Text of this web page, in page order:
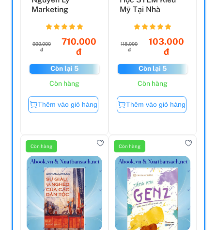
Marketing
999.000
đ
710.000
đ
Còn lại 5
Còn hàng
Thêm vào giỏ hàng
Mỹ Tại Nhà
118.000
đ
103.000
đ
Còn lại 5
Còn hàng
Thêm vào giỏ hàng
Còn hàng Còn hàng